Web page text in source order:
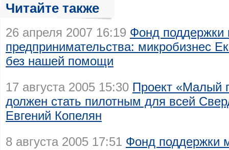
Читайте также
26 апреля 2007 16:19 Фонд поддержки
предпринимательства: микробизнес
без нашей помощи
17 августа 2005 15:30 Проект «Малый
должен стать пилотным для всей
Евгений Копелян
8 августа 2005 17:51 Фонд поддержки